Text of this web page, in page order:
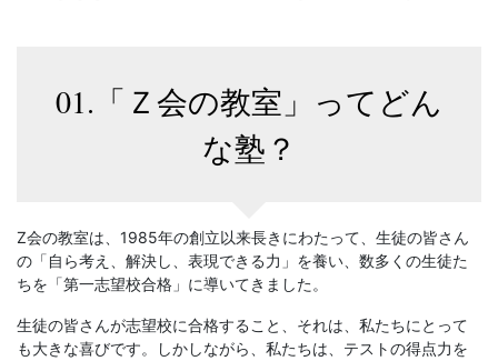
01.「Ｚ会の教室」ってどん
な塾？
Z会の教室は、1985年の創立以来長きにわたって、生徒の皆さん
の「自ら考え、解決し、表現できる力」を養い、数多くの生徒た
ちを「第一志望校合格」に導いてきました。
生徒の皆さんが志望校に合格すること、それは、私たちにとって
も大きな喜びです。しかしながら、私たちは、テストの得点力を